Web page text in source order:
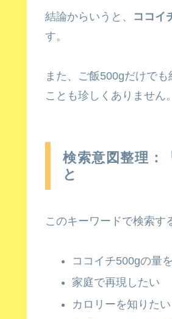
結論からいうと、 ココイ
す。
また、ご飯500gだけで
ことも珍しくありません。
検索意図整理
と
このキーワードで検索す
ココイチ500gの量
家庭で再現したい
カロリーを知りたい